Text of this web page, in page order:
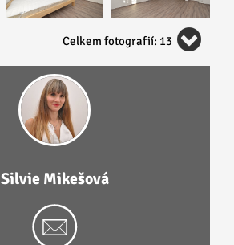
Celkem fotografií: 13
Silvie Mikešová